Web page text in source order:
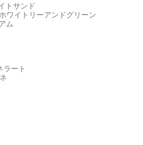
トサンド
ワイトリーアンドグリーン
ム
ラート